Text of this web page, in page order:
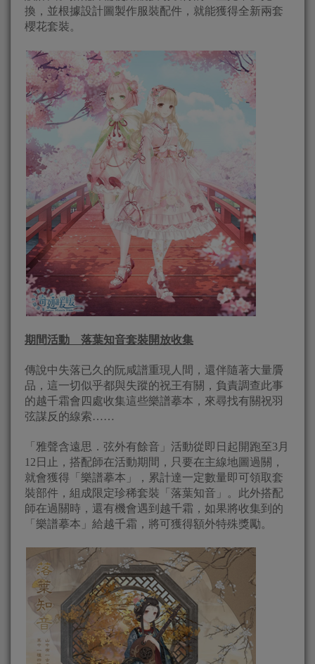
換，並根據設計圖製作服裝配件，就能獲得全新兩套
櫻花套裝。
期間活動 落葉知音套裝開放收集
傳說中失落已久的阮咸譜重現人間，還伴隨著大量贗
品，這一切似乎都與失蹤的祝王有關，負責調查此事
的越千霜會四處收集這些樂譜摹本，來尋找有關祝羽
弦謀反的線索……
「雅聲含遠思．弦外有餘音」活動從即日起開跑至3月
12日止，搭配師在活動期間，只要在主線地圖過關，
就會獲得「樂譜摹本」，累計達一定數量即可領取套
裝部件，組成限定珍稀套裝「落葉知音」。此外搭配
師在過關時，還有機會遇到越千霜，如果將收集到的
「樂譜摹本」給越千霜，將可獲得額外特殊獎勵。